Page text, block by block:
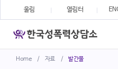
Home / 자료 / 발간물
울림 열림터